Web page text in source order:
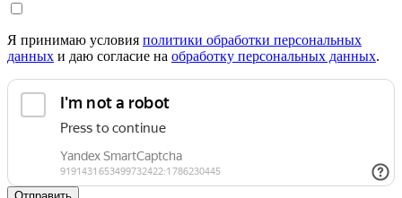
Я принимаю условия политики обработки персональных
данных и даю согласие на обработку персональных данных.